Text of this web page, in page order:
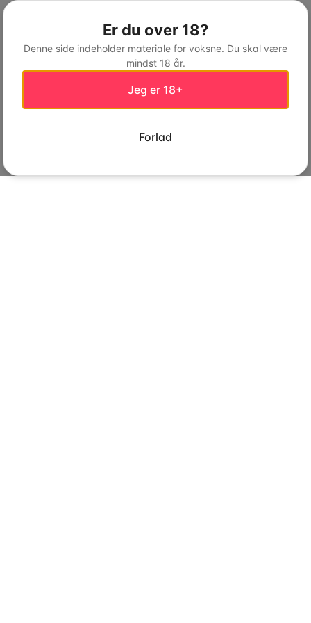
Er du over 18?
Denne side indeholder materiale for voksne. Du skal være
mindst 18 år.
Jeg er 18+
Forlad